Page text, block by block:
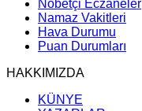
Nöbetçi Eczaneler
Namaz Vakitleri
Hava Durumu
Puan Durumları
HAKKIMIZDA
KÜNYE